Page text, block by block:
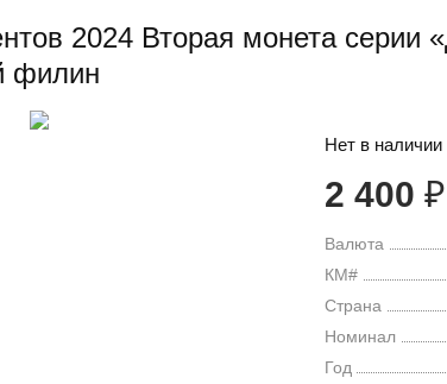
2024 Вторая монета серии
филин
Нет в наличии
2 400 ₽
Валюта
КМ#
Страна
Номинал
Год